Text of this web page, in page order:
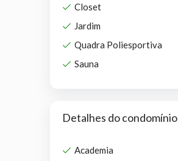
Closet
Jardim
Quadra Poliesportiva
Sauna
Detalhes do condomínio
Academia